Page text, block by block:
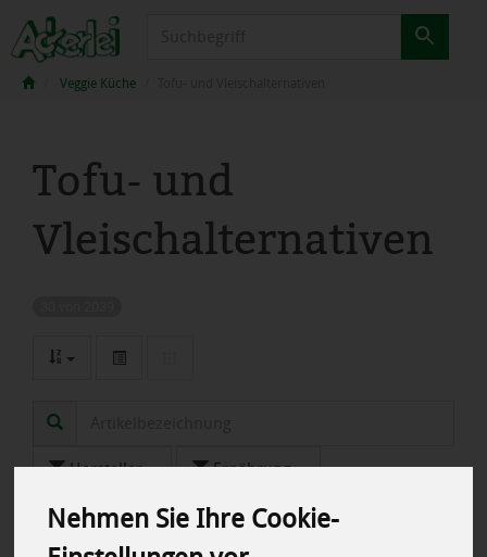
Nehmen Sie Ihre Cookie-
Veggie Küche
Tofu- und
Vleischalternativen
Hersteller Ernährung
Allergene